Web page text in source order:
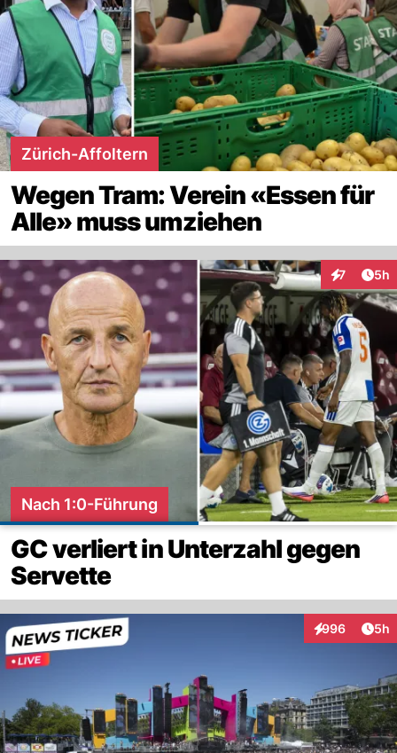
Zürich-Affoltern
Wegen Tram: Verein «Essen für
Alle» muss umziehen
7 5h
Nach 1:0-Führung
GC verliert in Unterzahl gegen
Servette
996
Interaktionen
5h